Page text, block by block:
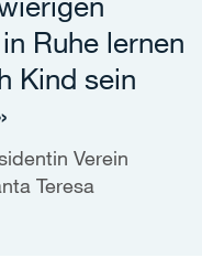
Ruhe lernen
Kind sein
Verein
Teresa